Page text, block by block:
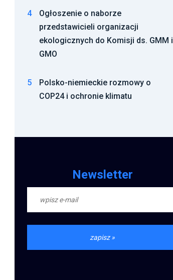
4
Ogłoszenie o naborze
przedstawicieli organizacji
ekologicznych do Komisji ds. GMM i
GMO
5
Polsko-niemieckie rozmowy o
COP24 i ochronie klimatu
Newsletter